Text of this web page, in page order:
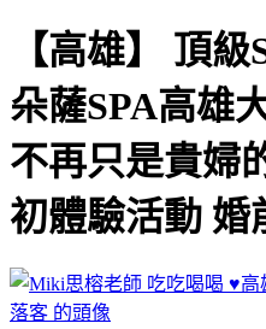
【高雄】 頂
朵薩SPA高雄
不再只是貴婦
初體驗活動 婚